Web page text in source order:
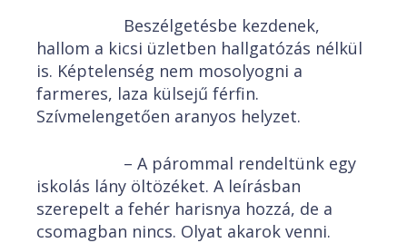
Beszélgetésbe kezdenek,
hallom a kicsi üzletben hallgatózás nélkül
is. Képtelenség nem mosolyogni a
farmeres, laza külsejű férfin.
Szívmelengetően aranyos helyzet.
– A párommal rendeltünk egy
iskolás lány öltözéket. A leírásban
szerepelt a fehér harisnya hozzá, de a
csomagban nincs. Olyat akarok venni.